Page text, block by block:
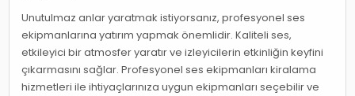
Unutulmaz anlar yaratmak istiyorsanız, profesyonel ses
ekipmanlarına yatırım yapmak önemlidir. Kaliteli ses,
etkileyici bir atmosfer yaratır ve izleyicilerin etkinliğin keyfini
çıkarmasını sağlar. Profesyonel ses ekipmanları kiralama
hizmetleri ile ihtiyaçlarınıza uygun ekipmanları seçebilir ve